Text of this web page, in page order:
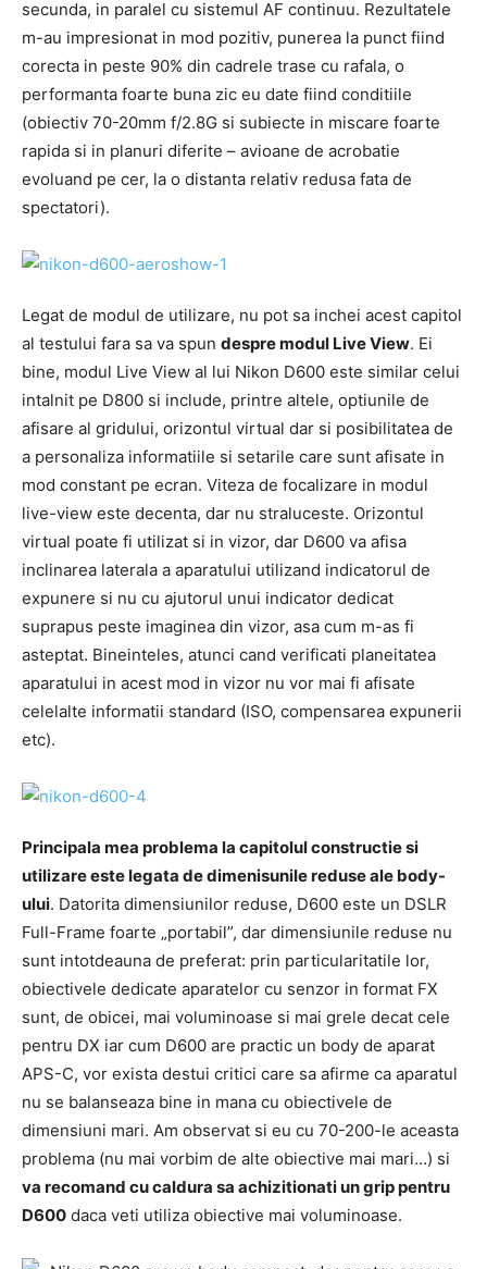
secunda, in paralel cu sistemul AF continuu. Rezultatele
m-au impresionat in mod pozitiv, punerea la punct fiind
corecta in peste 90% din cadrele trase cu rafala, o
performanta foarte buna zic eu date fiind conditiile
(obiectiv 70-20mm f/2.8G si subiecte in miscare foarte
rapida si in planuri diferite – avioane de acrobatie
evoluand pe cer, la o distanta relativ redusa fata de
spectatori).
Legat de modul de utilizare, nu pot sa inchei acest capitol
al testului fara sa va spun despre modul Live View. Ei
bine, modul Live View al lui Nikon D600 este similar celui
intalnit pe D800 si include, printre altele, optiunile de
afisare al gridului, orizontul virtual dar si posibilitatea de
a personaliza informatiile si setarile care sunt afisate in
mod constant pe ecran. Viteza de focalizare in modul
live-view este decenta, dar nu straluceste. Orizontul
virtual poate fi utilizat si in vizor, dar D600 va afisa
inclinarea laterala a aparatului utilizand indicatorul de
expunere si nu cu ajutorul unui indicator dedicat
suprapus peste imaginea din vizor, asa cum m-as fi
asteptat. Bineinteles, atunci cand verificati planeitatea
aparatului in acest mod in vizor nu vor mai fi afisate
celelalte informatii standard (ISO, compensarea expunerii
etc).
Principala mea problema la capitolul constructie si
utilizare este legata de dimenisunile reduse ale body-
ului. Datorita dimensiunilor reduse, D600 este un DSLR
Full-Frame foarte „portabil”, dar dimensiunile reduse nu
sunt intotdeauna de preferat: prin particularitatile lor,
obiectivele dedicate aparatelor cu senzor in format FX
sunt, de obicei, mai voluminoase si mai grele decat cele
pentru DX iar cum D600 are practic un body de aparat
APS-C, vor exista destui critici care sa afirme ca aparatul
nu se balanseaza bine in mana cu obiectivele de
dimensiuni mari. Am observat si eu cu 70-200-le aceasta
problema (nu mai vorbim de alte obiective mai mari…) si
va recomand cu caldura sa achizitionati un grip pentru
D600 daca veti utiliza obiective mai voluminoase.